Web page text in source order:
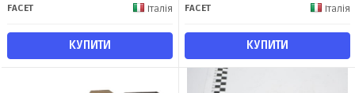
FACET
Італія
КУПИТИ
FACET
Італія
КУПИТИ